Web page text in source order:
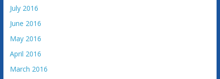
July 2016
June 2016
May 2016
April 2016
March 2016